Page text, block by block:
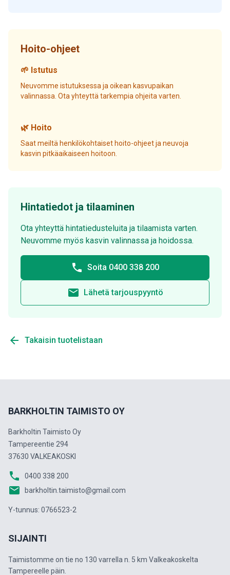
Hoito-ohjeet
🌱 Istutus
Neuvomme istutuksessa ja oikean kasvupaikan
valinnassa. Ota yhteyttä tarkempia ohjeita varten.
🌿 Hoito
Saat meiltä henkilökohtaiset hoito-ohjeet ja neuvoja
kasvin pitkäaikaiseen hoitoon.
Hintatiedot ja tilaaminen
Ota yhteyttä hintatiedusteluita ja tilaamista varten.
Neuvomme myös kasvin valinnassa ja hoidossa.
phone Soita 0400 338 200
email Lähetä tarjouspyyntö
arrow_back Takaisin tuotelistaan
BARKHOLTIN TAIMISTO OY
Barkholtin Taimisto Oy
Tampereentie 294
37630 VALKEAKOSKI
phone 0400 338 200
email barkholtin.taimisto@gmail.com
Y-tunnus: 0766523-2
SIJAINTI
Taimistomme on tie no 130 varrella n. 5 km Valkeakoskelta
Tampereelle päin.